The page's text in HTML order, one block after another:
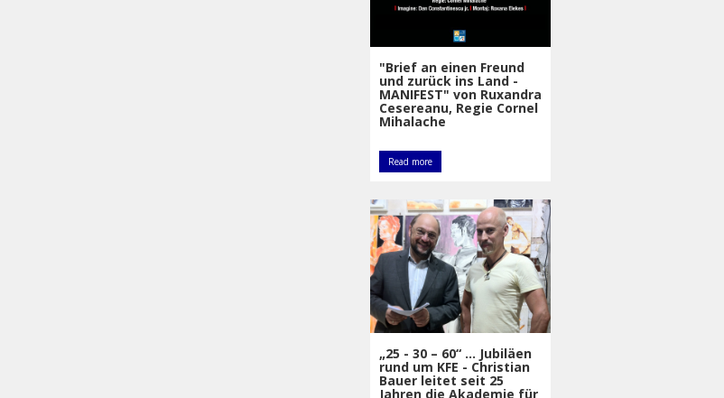
"Brief an einen Freund
und zurück ins Land -
MANIFEST" von Ruxandra
Cesereanu, Regie Cornel
Mihalache
Read more
„25 - 30 – 60“ ... Jubiläen
rund um KFE - Christian
Bauer leitet seit 25
Jahren die Akademie für